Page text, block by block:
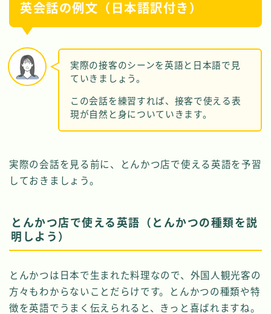
英会話の例文（日本語訳付き）
実際の接客のシーンを英語と日本語で見
ていきましょう。
この会話を練習すれば、接客で使える表
現が自然と身についていきます。
実際の会話を見る前に、とんかつ店で使える英語を予習
しておきましょう。
とんかつ店で使える英語（とんかつの種類を説
明しよう）
とんかつは日本で生まれた料理なので、外国人観光客の
方々もわからないことだらけです。とんかつの種類や特
徴を英語でうまく伝えられると、きっと喜ばれますね。